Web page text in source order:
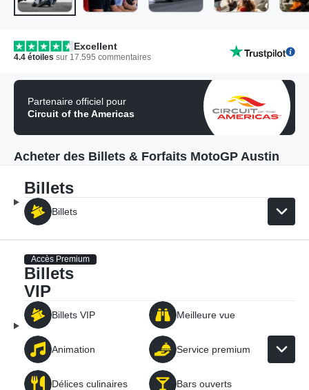
Excellent
4.4 étoiles sur 17.595 commentaires
Partenaire officiel pour
Circuit of the Americas
Acheter des Billets & Forfaits MotoGP Austin
Billets
Billets
Accès Premium
Billets
VIP
Billets VIP Meilleure vue
Animation Service premium
Délices culinaires Bars ouverts